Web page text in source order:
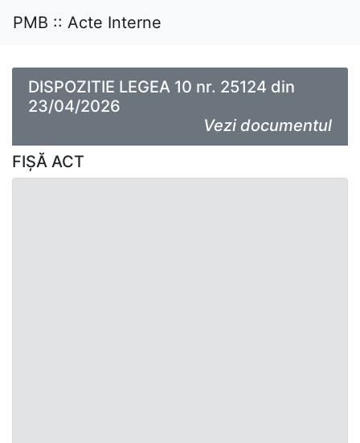
PMB :: Acte Interne
DISPOZITIE LEGEA 10 nr. 25124 din
23/04/2026
Vezi documentul
FIȘĂ ACT